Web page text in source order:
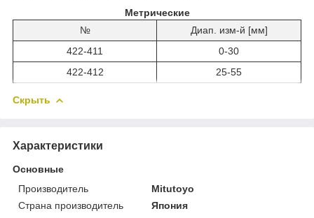
Метрические
№
Диап. изм-й [мм]
422-411
0-30
422-412
25-55
Скрыть
Характеристики
Основные
Производитель
Mitutoyo
Страна производитель
Япония